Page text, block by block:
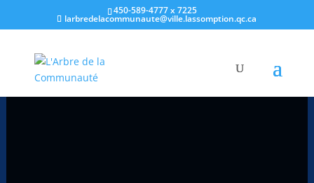
450-589-4777 x 7225
larbredelacommunaute@ville.lassomption.qc.ca
/Champ d'intérêts
/ Boule #164 Garcon 5
ans – jeu de societe